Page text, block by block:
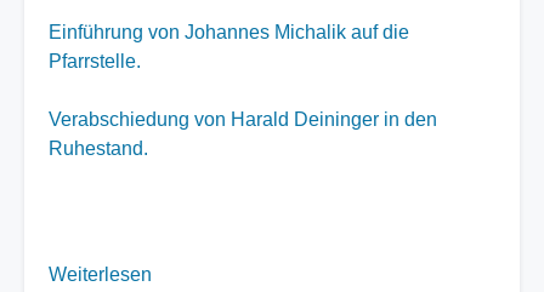
Einführung von Johannes Michalik auf die
Pfarrstelle.
Verabschiedung von Harald Deininger in den
Ruhestand.
Weiterlesen